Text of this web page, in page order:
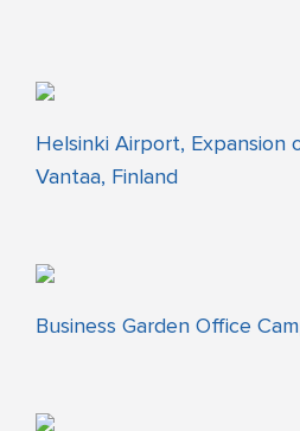
Helsinki Airport, Expansion
Vantaa, Finland
Business Garden Office